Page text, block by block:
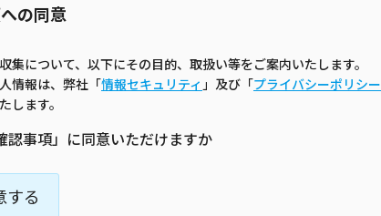
の同意
集について、以下にその目的、取扱い等をご案内いたします。
情報は、弊社「情報セキュリティ 」及び「プライバシーポリシー
します。
認事項」に同意いただけますか
する